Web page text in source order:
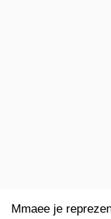
Mmaee je